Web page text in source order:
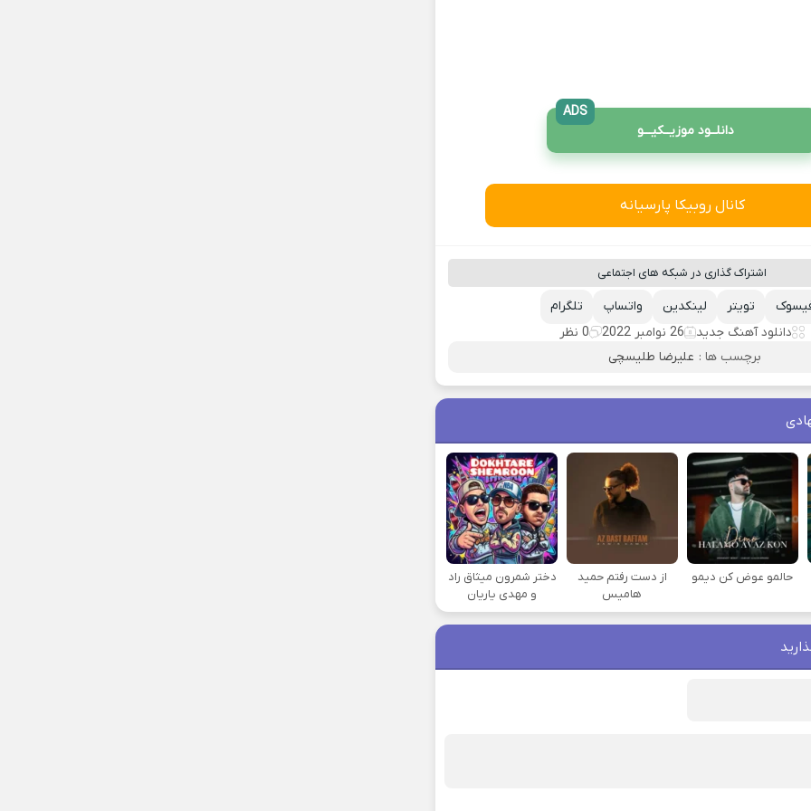
دانلــود موزیــکیـــو
ADS
کانال روبیکا پارسیانه
اشتراک گذاری در شبکه های اجتماعی
تلگرام واتساپ لینکدین تویتر
دانلود آهنگ جدید
26 نوامبر 2022
0 نظر
برچسب ها : علیرضا طلیسچی
حالمو عوض کن دیمو
از دست رفتم حمید
هامیس
دختر شمرون میثاق راد
و مهدی یاریان